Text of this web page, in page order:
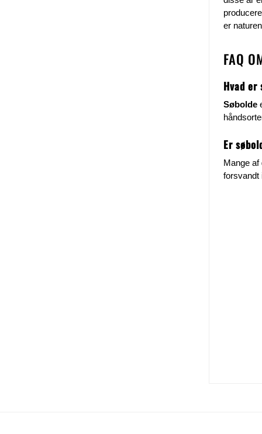
er
FAQ
Hvad er
Søbolde
Er
Mange af
forsvandt